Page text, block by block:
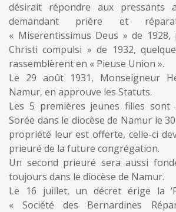
désirait répondre aux pressants
demandant prière et
« Miserentissimus Deus » de
Christi compulsi » de 1932,
rassemblèrent en « Pieuse Union ».
Le 29 août 1931, Monseigneur
Namur, en approuve les Statuts.
Les 5 premières jeunes filles sont
Sorée dans le diocèse de Namur le
propriété leur est offerte, celle-ci
prieuré de la future congrégation.
Un second prieuré sera aussi
toujours dans le diocèse de Namur.
Le 16 juillet, un décret érige la
« Société des Bernardines